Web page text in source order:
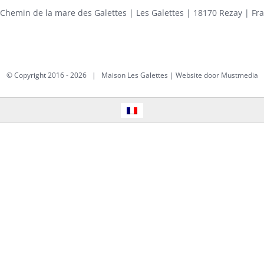
de la mare des Galettes | Les Galettes | 18170 Rezay |
© Copyright 2016 -2026 | Maison Les Galettes | Website door Mustmedia